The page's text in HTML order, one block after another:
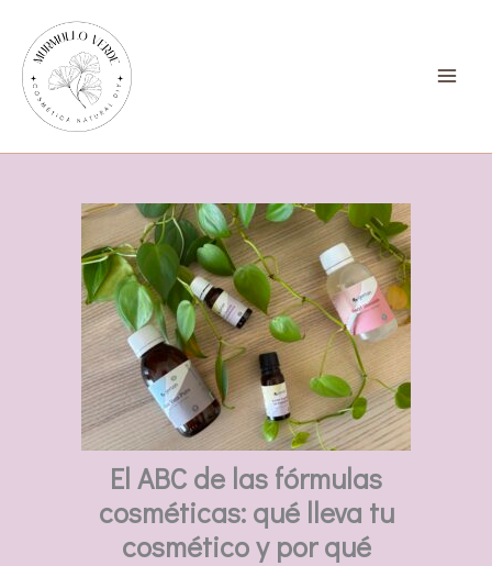
contenido
El ABC de las fórmulas
cosméticas: qué lleva tu
cosmético y por qué